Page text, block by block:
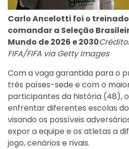
Carlo Ancelotti foi o
comandar a Seleção
Mundo de 2026 e 2030
FIFA/FIFA via Getty Images
Com a vaga garantida para o
três países-sede e com o
participantes da história (48),
enfrentar diferentes escolas
visando os possíveis
expor a equipe e os atletas a
jogo, cenários e rivais.